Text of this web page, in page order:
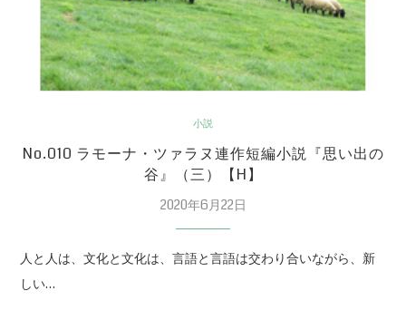
小説
No.010 ラモーナ・ツァラヌ連作短編小説『思い出の
谷』（三）【H】
2020年6月22日
人と人は、文化と文化は、言語と言語は交わり合いながら、新
しい…